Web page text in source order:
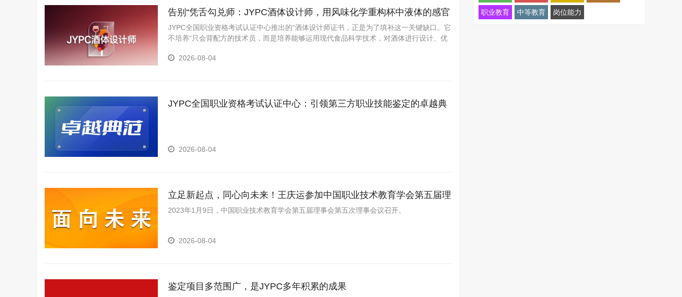
告别“凭舌勾兑师：JYPC酒体设计师，用风味化学重构杯中液体的感官
美学
JYPC全国职业资格考试认证中心推出的“酒体设计师证书，正是为了填补这一关键缺口。它
不培养“只会背配方的技术员，而是培养能够运用现代食品科学技术，对酒体进行设计、优
感官品评到稳定性测试和货架期预测的全
2026-08-04
JYPC全国职业资格考试认证中心：引领第三方职业技能鉴定的卓越典
2026-08-04
立足新起点，同心向未来！王庆运参加中国职业技术教育学会第五届理
事会第五次理事会议
2023年1月9日，中国职业技术教育学会第五届理事会第五次理事会议召开。
2026-08-04
鉴定项目多范围广，是JYPC多年积累的成果
职业教育 中等教育 岗位能力